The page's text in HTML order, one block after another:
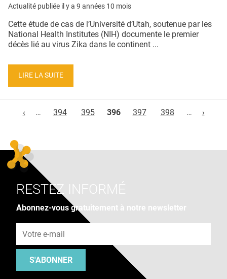
Actualité publiée il y a 9 années 10 mois
Cette étude de cas de l’Université d’Utah, soutenue par les
National Health Institutes (NIH) documente le premier
décès lié au virus Zika dans le continent ...
LIRE LA SUITE
‹
… 394 395 396 397 398 … ›
RESTEZ INFORMÉ
Abonnez-vous gratuitement à notre newsletter
S'ABONNER